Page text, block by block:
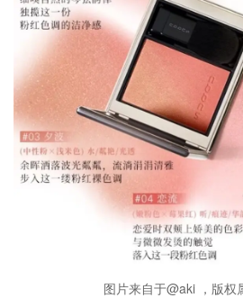
图片来自于@aki ，版权